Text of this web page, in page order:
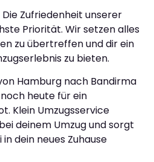
Zufriedenheit unserer
Priorität. Wir setzen alles
zu übertreffen und dir ein
zu bieten.
Hamburg nach Bandirma
heute für ein
Klein Umzugsservice
deinem Umzug und sorgt
dein neues Zuhause